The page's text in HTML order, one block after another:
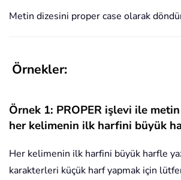
Metin dizesini proper case olarak
Örnekler:
Örnek 1: PROPER işlevi ile
her kelimenin ilk harfini büyük
Her kelimenin ilk harfini büyük harfle
karakterleri küçük harf yapmak için